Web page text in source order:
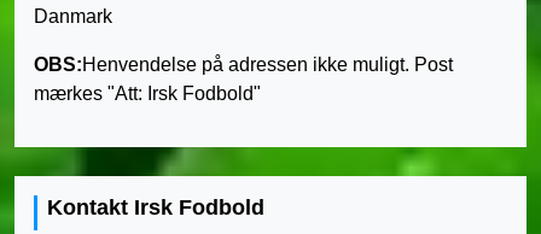
Danmark
OBS:Henvendelse på adressen ikke muligt. Post
mærkes "Att: Irsk Fodbold"
Kontakt Irsk Fodbold